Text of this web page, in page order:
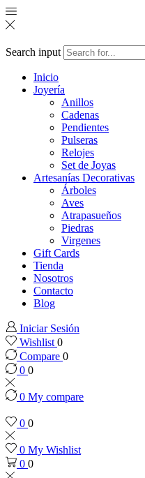
Search input
Inicio
Joyería
Anillos
Cadenas
Pendientes
Pulseras
Relojes
Set de Joyas
Artesanías Decorativas
Árboles
Aves
Atrapasueños
Piedras
Virgenes
Gift Cards
Tienda
Nosotros
Contacto
Blog
Iniciar Sesión
Wishlist 0
Compare 0
0 0
0 My compare
0 0
0 My Wishlist
0 0